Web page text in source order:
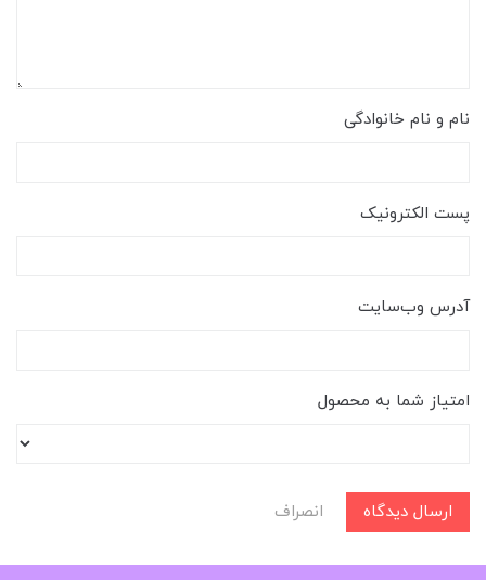
نام و نام خانوادگی
پست الکترونیک
آدرس وب‌سایت
امتیاز شما به محصول
ارسال دیدگاه انصراف